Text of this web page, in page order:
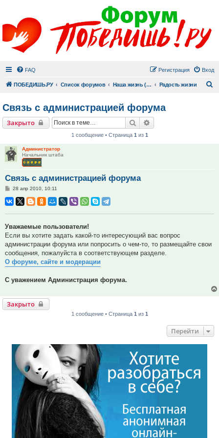
FAQ Вход
Регистрация
ПОБЕДИШЬ.РУ Список форумов Наша жизнь (не всё же о суициде!) Радость жизни
Связь с администрацией форума
Закрыто Поиск
1 сообщение • Страница 1 из 1
Администратор
Начальник штаба
Связь с администрацией форума
Сообщение
28 апр 2010, 10:11
Уважаемые пользователи!
Если вы хотите задать какой-то интересующий вас вопрос
администрации форума или попросить о чем-то, то размещайте свои
сообщения, пожалуйста в соответствующем разделе.
О форуме, сайте и модерации
С уважением Администрация форума.
Закрыто
1 сообщение • Страница 1из 1
Перейти